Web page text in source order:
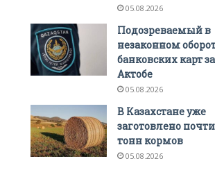
05.08.2026
Подозреваемый в
незаконном
банковских карт
Актобе
05.08.2026
В Казахстане уже
заготовлено
тонн кормов
05.08.2026